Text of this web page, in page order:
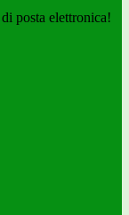
posta elettronica!